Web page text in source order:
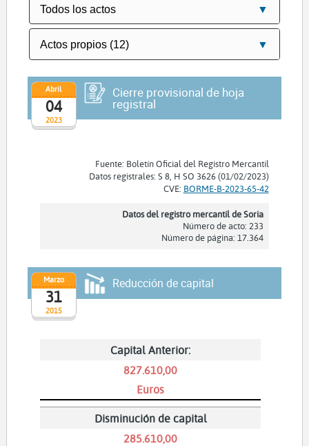
2023
Abril
04
Cierre provisional de hoja
registral
Fuente: Boletín Oficial del Registro Mercantil
Datos registrales: S 8, H SO 3626 (01/02/2023)
CVE: BORME-B-2023-65-42
Datos del registro mercantil de Soria
Número de acto: 233
Número de página: 17.364
2015
Marzo
31
Reducción de capital
Capital Anterior:
827.610,00
Euros
Disminución de capital
285.610,00